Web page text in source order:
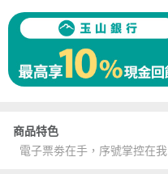
商品特色
電子票劵在手，序號掌控在我